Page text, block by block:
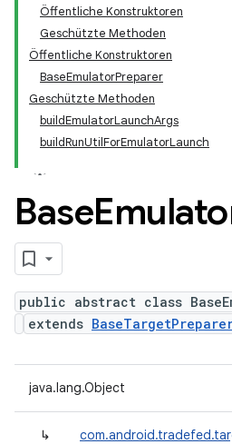
Öffentliche Konstruktoren
Geschützte Methoden
Öffentliche Konstruktoren
BaseEmulatorPreparer
Geschützte Methoden
buildEmulatorLaunchArgs
buildRunUtilForEmulatorLaunch
Base
public abstract class
extends
java.lang.Object
↳